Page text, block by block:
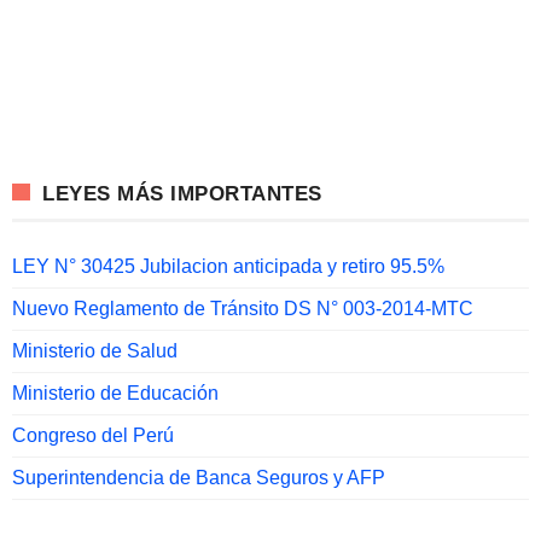
LEYES MÁS IMPORTANTES
LEY N° 30425 Jubilacion anticipada y retiro 95.5%
Nuevo Reglamento de Tránsito DS N° 003-2014-MTC
Ministerio de Salud
Ministerio de Educación
Congreso del Perú
Superintendencia de Banca Seguros y AFP